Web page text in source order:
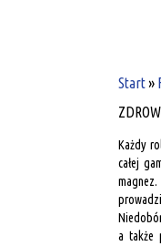
Start»
Każdy
całej
a także